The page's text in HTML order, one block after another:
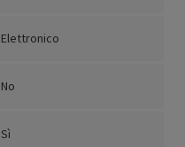
Elettronico
No
Sì